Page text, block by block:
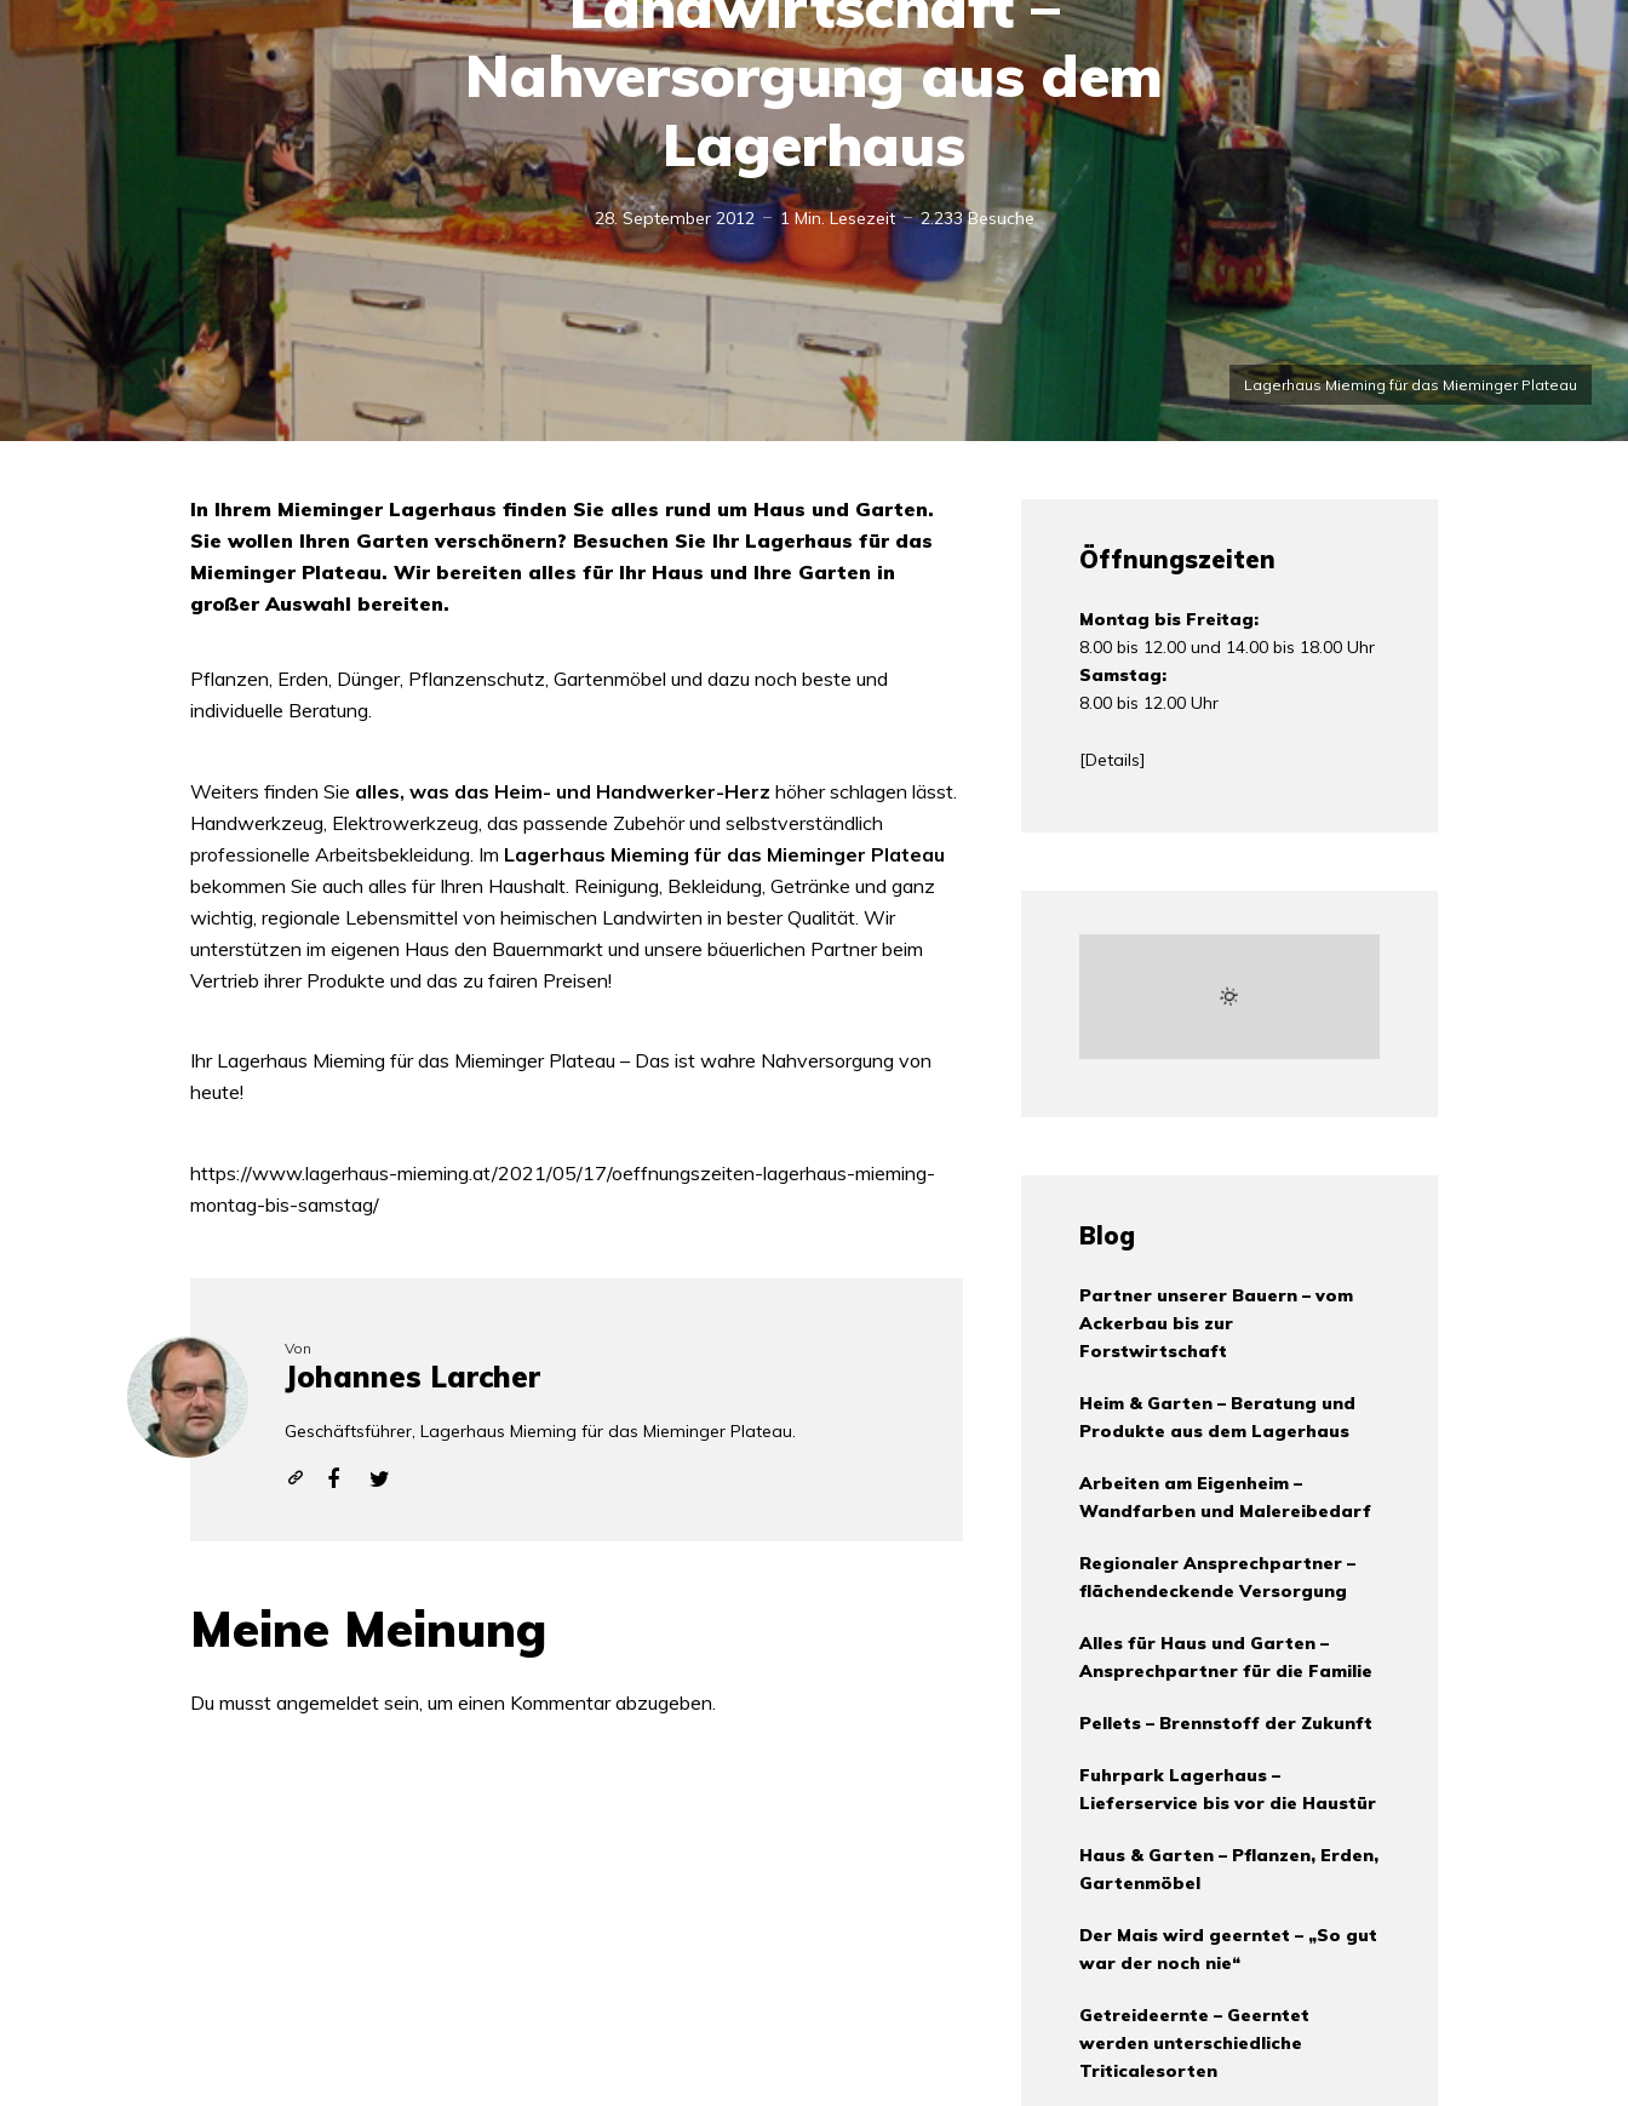
Lagerhaus Mieming für das Mieminger Plateau
Nahversorgung aus dem
Lagerhaus
28. September 2012 1 Min. Lesezeit 2.233 Besuche
In Ihrem Mieminger Lagerhaus finden Sie alles rund um Haus und Garten.
Sie wollen Ihren Garten verschönern? Besuchen Sie Ihr Lagerhaus für das
Mieminger Plateau. Wir bereiten alles für Ihr Haus und Ihre Garten in
großer Auswahl bereiten.
Pflanzen, Erden, Dünger, Pflanzenschutz, Gartenmöbel und dazu noch beste und
individuelle Beratung.
Weiters finden Sie alles, was das Heim- und Handwerker-Herz höher schlagen lässt.
Handwerkzeug, Elektrowerkzeug, das passende Zubehör und selbstverständlich
professionelle Arbeitsbekleidung. Im Lagerhaus Mieming für das Mieminger Plateau
bekommen Sie auch alles für Ihren Haushalt. Reinigung, Bekleidung, Getränke und ganz
wichtig, regionale Lebensmittel von heimischen Landwirten in bester Qualität. Wir
unterstützen im eigenen Haus den Bauernmarkt und unsere bäuerlichen Partner beim
Vertrieb ihrer Produkte und das zu fairen Preisen!
Ihr Lagerhaus Mieming für das Mieminger Plateau – Das ist wahre Nahversorgung von
heute!
https://www.lagerhaus-mieming.at/2021/05/17/oeffnungszeiten-lagerhaus-mieming-
montag-bis-samstag/
Von
Johannes Larcher
Geschäftsführer, Lagerhaus Mieming für das Mieminger Plateau.
Meine Meinung
Du musstangemeldet sein, um einen Kommentar abzugeben.
Öffnungszeiten
Montag bis Freitag:
8.00 bis 12.00 und 14.00 bis 18.00 Uhr
Samstag:
8.00 bis 12.00 Uhr
[Details]
Blog
Partner unserer Bauern – vom
Ackerbau bis zur
Forstwirtschaft
Heim & Garten – Beratung und
Produkte aus dem Lagerhaus
Arbeiten am Eigenheim –
Wandfarben und Malereibedarf
Regionaler Ansprechpartner –
flächendeckende Versorgung
Alles für Haus und Garten –
Ansprechpartner für die Familie
Pellets – Brennstoff der Zukunft
Fuhrpark Lagerhaus –
Lieferservice bis vor die Haustür
Haus & Garten – Pflanzen, Erden,
Gartenmöbel
Der Mais wird geerntet – „So gut
war der noch nie“
Getreideernte – Geerntet
werden unterschiedliche
Triticalesorten